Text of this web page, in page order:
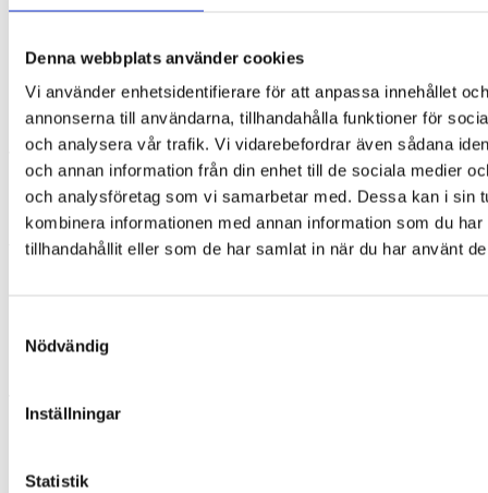
Denna webbplats använder cookies
Vi använder enhetsidentifierare för att anpassa innehållet och
annonserna till användarna, tillhandahålla funktioner för
och analysera vår trafik. Vi vidarebefordrar även sådana
och annan information från din enhet till de sociala medier
och analysföretag som vi samarbetar med. Dessa kan i sin
kombinera informationen med annan information som du har
tillhandahållit eller som de har samlat in när du har använt
Nödvändig
Inställningar
Statistik
Lätt vikt och bekväm passform
Många barn kan använda samma solglasögon under en
längre period, eftersom ansiktet blir smalare i takt med att de
växer.
Exklusiv och praktisk förpackning
Solglasögonen levereras i en genomtänkt och funktionell
förpackning:
Kort som bekräftar polarisering
CE- och UKCA-certifierade